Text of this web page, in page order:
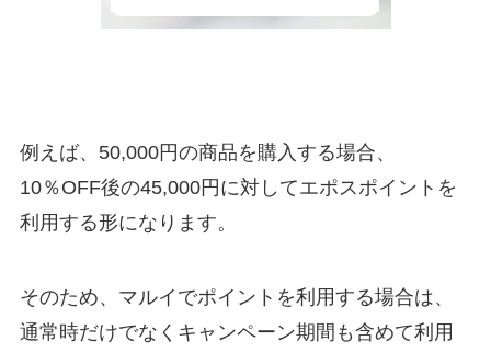
例えば、50,000円の商品を購入する場合、
10％OFF後の45,000円に対してエポスポイントを
利用する形になります。
そのため、マルイでポイントを利用する場合は、
通常時だけでなくキャンペーン期間も含めて利用